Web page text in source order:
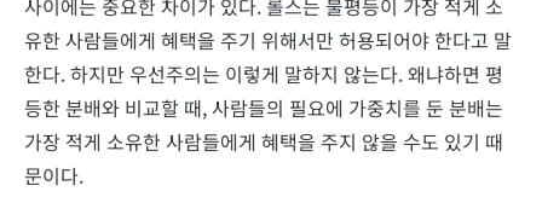
사이에는 중요한 차이가 있다. 롤스는 불평등이 가장 적게 소
유한 사람들에게 혜택을 주기 위해서만 허용되어야 한다고 말
한다. 하지만 우선주의는 이렇게 말하지 않는다. 왜냐하면 평
등한 분배와 비교할 때, 사람들의 필요에 가중치를 둔 분배는
가장 적게 소유한 사람들에게 혜택을 주지 않을 수도 있기 때
문이다.